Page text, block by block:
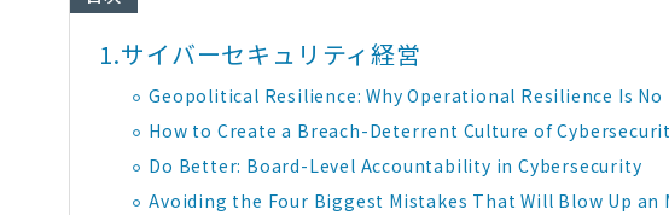
1.サイバーセキュリティ経営
Geopolitical Resilience: Why Operational Resilience Is No
How to Create a Breach-Deterrent Culture of
Do Better: Board-Level Accountability in Cybersecurity
Avoiding the Four Biggest Mistakes That Will Blow Up an